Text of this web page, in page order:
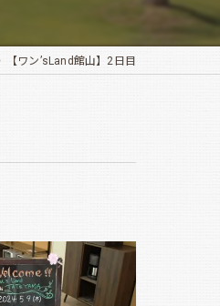
【ワン’sLand館山】2日目